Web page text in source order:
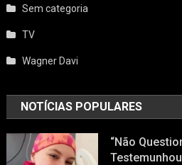
Sem categoria
TV
Wagner Davi
NOTÍCIAS POPULARES
“Não